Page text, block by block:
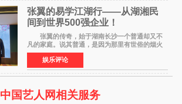
张翼的易学江湖行——从湖湘民
间到世界500强企业！
张翼的传奇，始于湖南长沙一个普通却又不
凡的家庭。说其普通，是因为那里有世俗的烟火
气；说其不凡，是因为家中有一位洞悉天地玄机
的长者——他的爷爷。作为当地的风水师，爷爷
是张翼走进易学
娱乐评论
中国艺人网相关服务